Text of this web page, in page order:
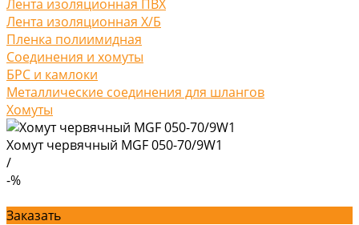
Лента изоляционная ПВХ
Лента изоляционная Х/Б
Пленка полиимидная
Соединения и хомуты
БРС и камлоки
Металлические соединения для шлангов
Хомуты
Хомут червячный MGF 050-70/9W1
/
-%
Заказать